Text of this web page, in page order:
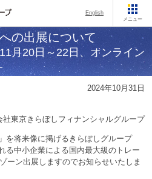
English
メニュー
の出展について
月20日～22日、オンライン
2024年10月31日
社東京きらぼしフィナンシャルグループ
を将来像に掲げるきらぼしグループ
る中小企業による国内最大級のトレー
ーン出展しますのでお知らせいたしま